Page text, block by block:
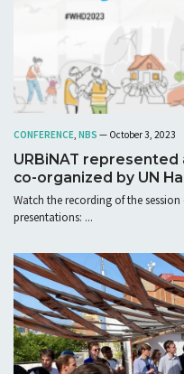
CONFERENCE, NBS — October 3, 2023
URBiNAT represented
co-organized by UN
Watch the recording of the
presentations: ...